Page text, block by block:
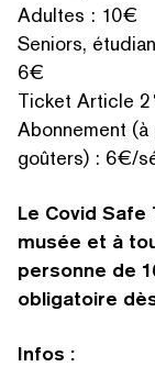
Adultes : 10€
Seniors,
6€
Ticket Article
Abonnement
goûters) : 6€/
Le Covid
musée et à
personne de
obligatoire
Infos :